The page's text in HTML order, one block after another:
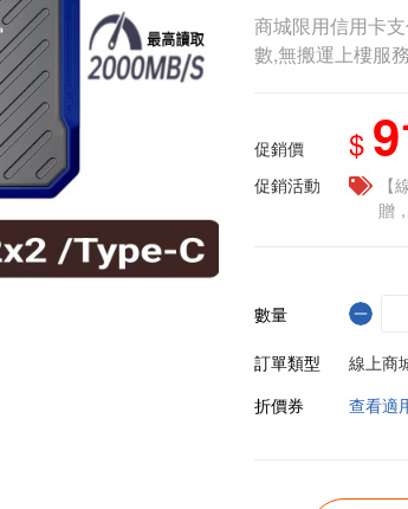
商城限用信用卡
數,無搬運上樓服
促銷價 $
促銷活動
贈
數量
訂單類型
線上商
折價券
查看適